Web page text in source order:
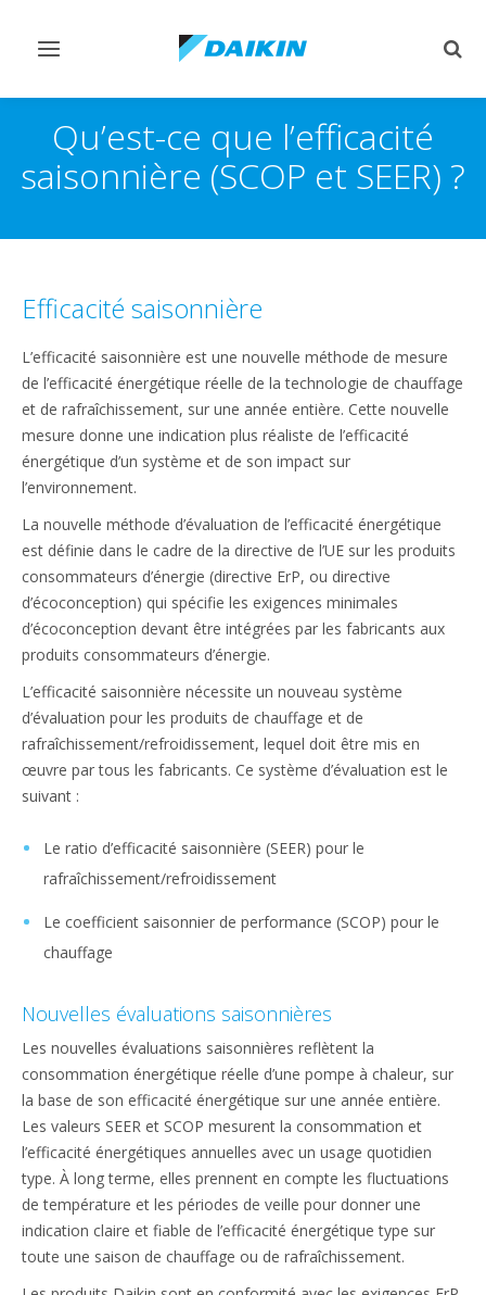
Afficher/masquer
Qu’est-ce que l’efficacité
saisonnière (SCOP et SEER) ?
Efficacité saisonnière
L’efficacité saisonnière est une nouvelle méthode de mesure
de l’efficacité énergétique réelle de la technologie de chauffage
et de rafraîchissement, sur une année entière. Cette nouvelle
mesure donne une indication plus réaliste de l’efficacité
énergétique d’un système et de son impact sur
l’environnement.
La nouvelle méthode d’évaluation de l’efficacité énergétique
est définie dans le cadre de la directive de l’UE sur les produits
consommateurs d’énergie (directive ErP, ou directive
d’écoconception) qui spécifie les exigences minimales
d’écoconception devant être intégrées par les fabricants aux
produits consommateurs d’énergie.
L’efficacité saisonnière nécessite un nouveau système
d’évaluation pour les produits de chauffage et de
rafraîchissement/refroidissement, lequel doit être mis en
œuvre par tous les fabricants. Ce système d’évaluation est le
suivant :
Le ratio d’efficacité saisonnière (SEER) pour le
rafraîchissement/refroidissement
Le coefficient saisonnier de performance (SCOP) pour le
chauffage
Nouvelles évaluations saisonnières
Les nouvelles évaluations saisonnières reflètent la
consommation énergétique réelle d’une pompe à chaleur, sur
la base de son efficacité énergétique sur une année entière.
Les valeurs SEER et SCOP mesurent la consommation et
l’efficacité énergétiques annuelles avec un usage quotidien
type. À long terme, elles prennent en compte les fluctuations
de température et les périodes de veille pour donner une
indication claire et fiable de l’efficacité énergétique type sur
toute une saison de chauffage ou de rafraîchissement.